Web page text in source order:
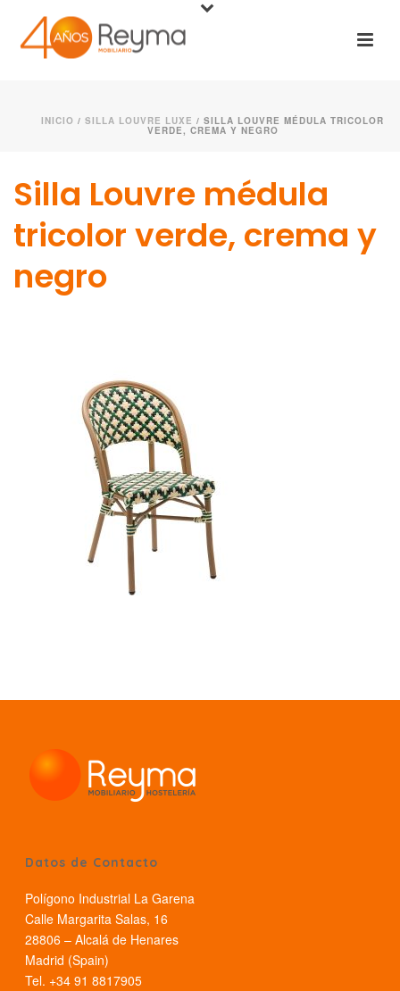
INICIO / SILLA LOUVRE LUXE / SILLA LOUVRE MÉDULA TRICOLOR
VERDE, CREMA Y NEGRO
Silla Louvre médula
tricolor verde, crema y
negro
Datos de Contacto
Polígono Industrial La Garena
Calle Margarita Salas, 16
28806 – Alcalá de Henares
Madrid (Spain)
Tel. +34 91 8817905